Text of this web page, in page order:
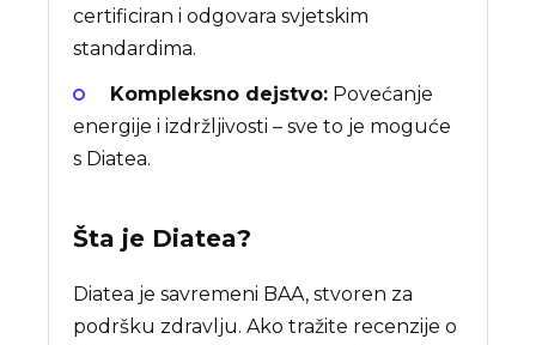
certificiran i odgovara svjetskim
standardima.
Kompleksno dejstvo: Povećanje
energije i izdržljivosti – sve to je moguće
s Diatea.
Šta je Diatea?
Diatea je savremeni BAA, stvoren za
podršku zdravlju. Ako tražite recenzije o